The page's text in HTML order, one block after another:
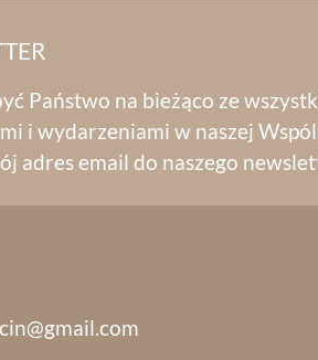
Państwo na bieżąco ze
i wydarzeniami w naszej
adres email do naszego